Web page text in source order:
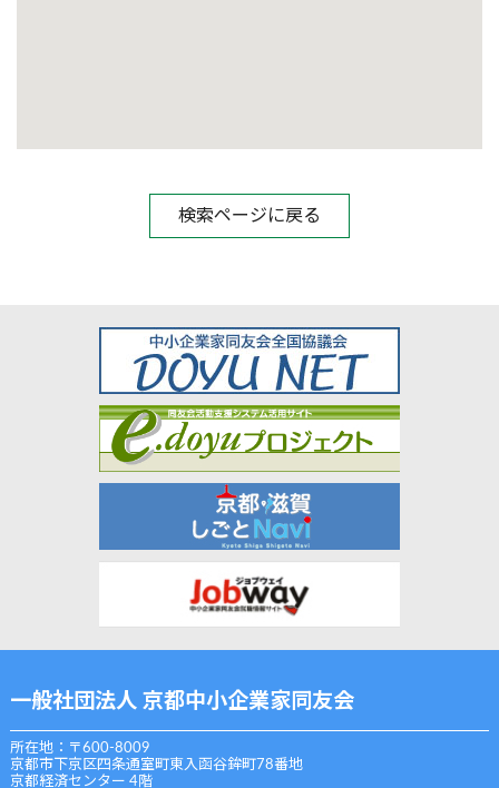
検索ページに戻る
一般社団法人 京都中小企業家同友会
所在地：〒600-8009
京都市下京区四条通室町東入函谷鉾町78番地
京都経済センター 4階